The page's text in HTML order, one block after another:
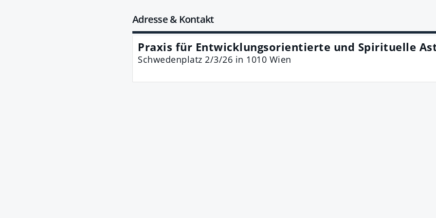
Adresse & Kontakt
Praxis für Entwicklungsorientierte und Spirituelle
Schwedenplatz 2/3/26 in 1010 Wien